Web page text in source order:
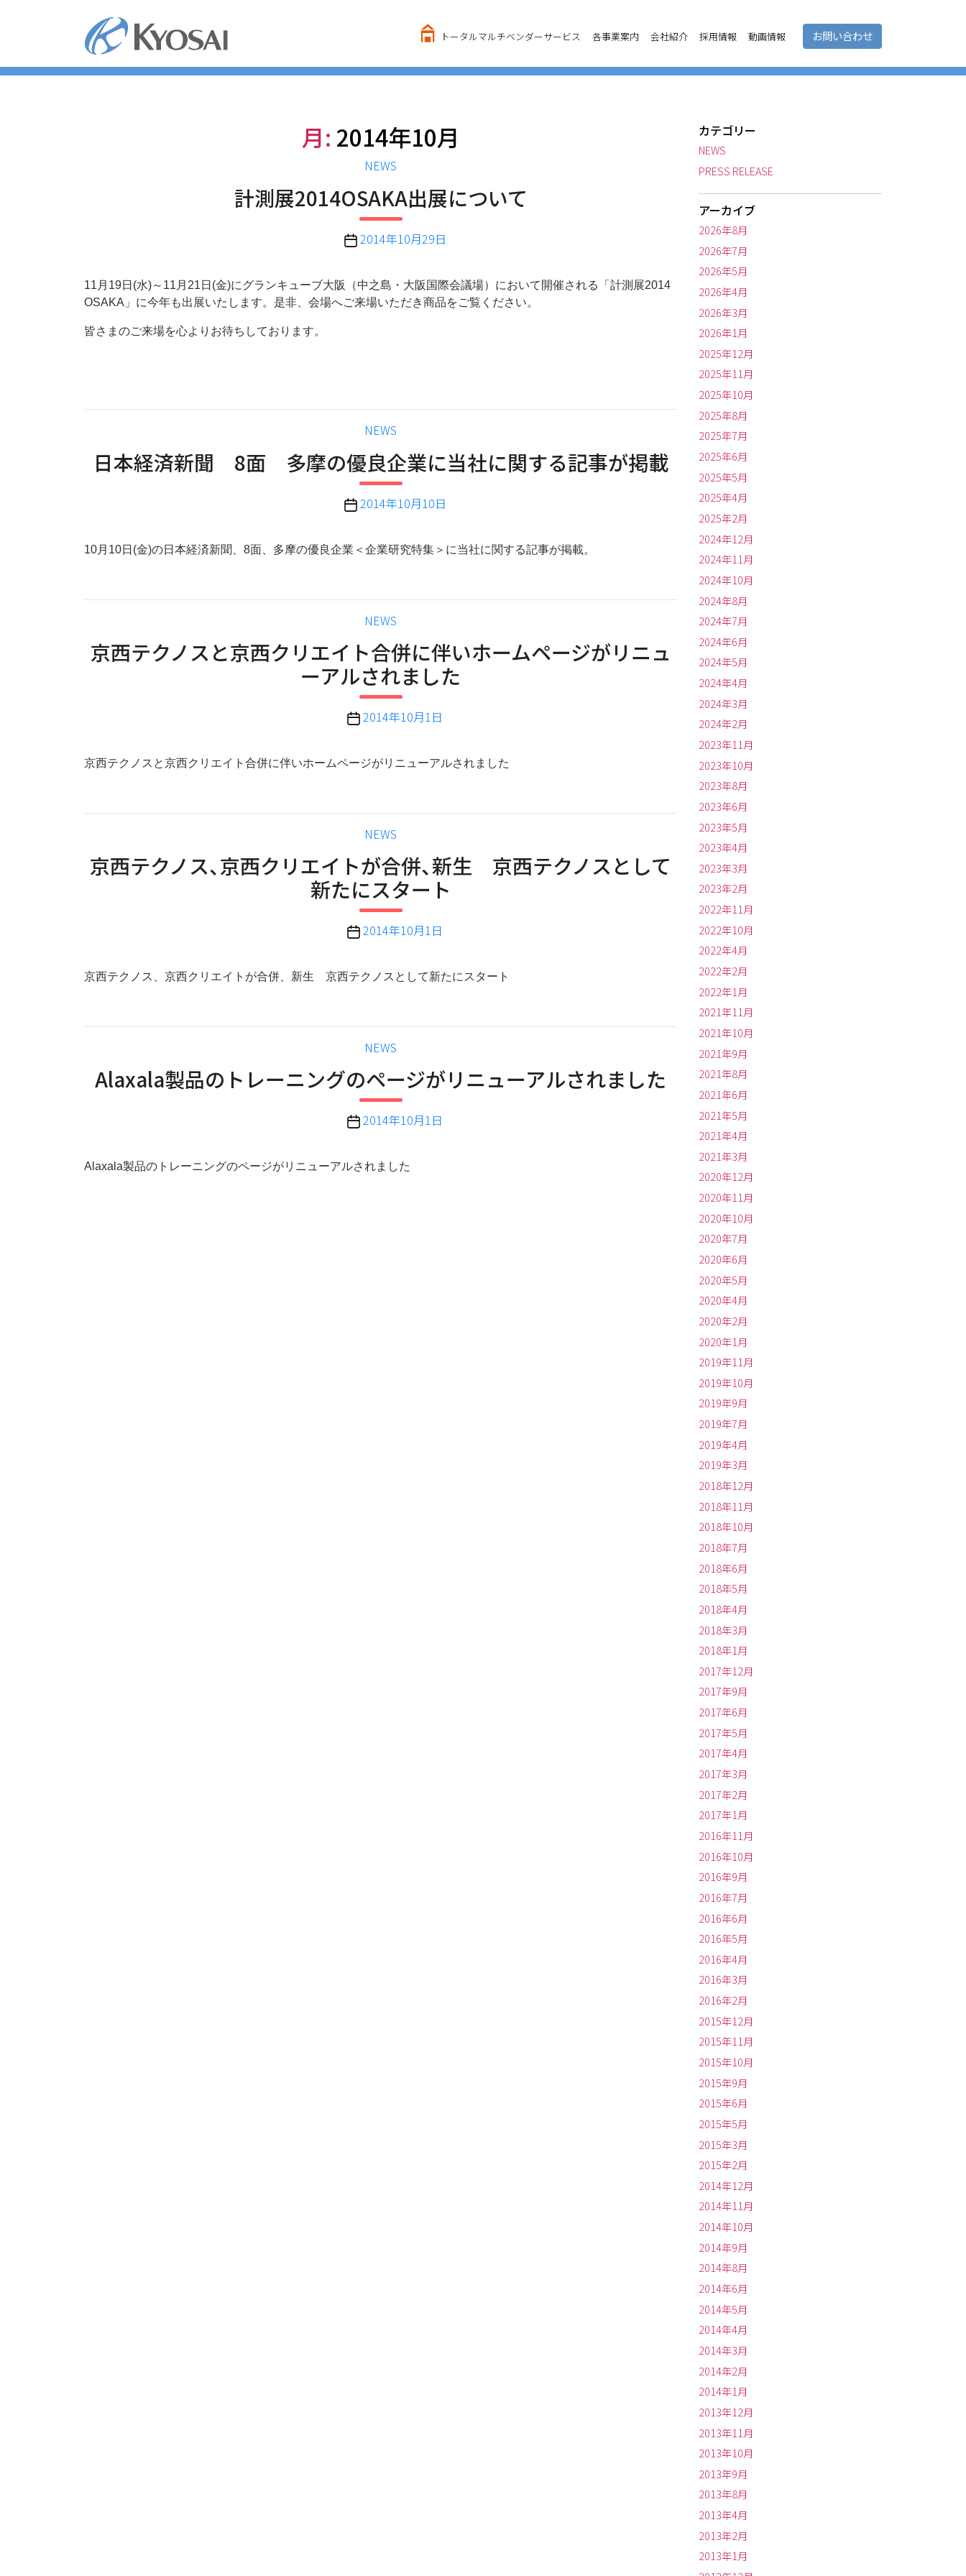
ツ
トータルマルチベンダーサービス 各事業案内 会社紹介 採用情報 動画情報 お問い合わせ
月: 2014年10月
カ
ゴ
リ
ー
NEWS
計測展2014OSAKA出展について
投 2014年10月29日
11月19日(水)～11月21日(金)にグランキューブ大阪（中之島・大阪国際会議場）において開催される「計測展2014
OSAKA」に今年も出展いたします。是非、会場へご来場いただき商品をご覧ください。
皆さまのご来場を心よりお待ちしております。
カ
ゴ
リ
ー
NEWS
日本経済新聞 8面 多摩の優良企業に当社に関する記事が掲載
投 2014年10月10日
10月10日(金)の日本経済新聞、8面、多摩の優良企業＜企業研究特集＞に当社に関する記事が掲載。
カ
ゴ
リ
ー
NEWS
京西テクノスと京西クリエイト合併に伴いホームページがリニュ
ーアルされました
投 2014年10月1日
京西テクノスと京西クリエイト合併に伴いホームページがリニューアルされました
カ
ゴ
リ
ー
NEWS
京西テクノス、京西クリエイトが合併、新生 京西テクノスとして
新たにスタート
投 2014年10月1日
京西テクノス、京西クリエイトが合併、新生 京西テクノスとして新たにスタート
カ
ゴ
リ
ー
NEWS
Alaxala製品のトレーニングのページがリニューアルされました
投 2014年10月1日
Alaxala製品のトレーニングのページがリニューアルされました
カテゴリー
NEWS
PRESS RELEASE
アーカイブ
2026年8月
2026年7月
2026年5月
2026年4月
2026年3月
2026年1月
2025年12月
2025年11月
2025年10月
2025年8月
2025年7月
2025年6月
2025年5月
2025年4月
2025年2月
2024年12月
2024年11月
2024年10月
2024年8月
2024年7月
2024年6月
2024年5月
2024年4月
2024年3月
2024年2月
2023年11月
2023年10月
2023年8月
2023年6月
2023年5月
2023年4月
2023年3月
2023年2月
2022年11月
2022年10月
2022年4月
2022年2月
2022年1月
2021年11月
2021年10月
2021年9月
2021年8月
2021年6月
2021年5月
2021年4月
2021年3月
2020年12月
2020年11月
2020年10月
2020年7月
2020年6月
2020年5月
2020年4月
2020年2月
2020年1月
2019年11月
2019年10月
2019年9月
2019年7月
2019年4月
2019年3月
2018年12月
2018年11月
2018年10月
2018年7月
2018年6月
2018年5月
2018年4月
2018年3月
2018年1月
2017年12月
2017年9月
2017年6月
2017年5月
2017年4月
2017年3月
2017年2月
2017年1月
2016年11月
2016年10月
2016年9月
2016年7月
2016年6月
2016年5月
2016年4月
2016年3月
2016年2月
2015年12月
2015年11月
2015年10月
2015年9月
2015年6月
2015年5月
2015年3月
2015年2月
2014年12月
2014年11月
2014年10月
2014年9月
2014年8月
2014年6月
2014年5月
2014年4月
2014年3月
2014年2月
2014年1月
2013年12月
2013年11月
2013年10月
2013年9月
2013年8月
2013年4月
2013年2月
2013年1月